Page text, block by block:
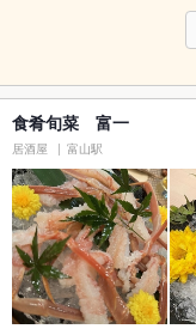
食肴旬菜 富一
居酒屋 富山駅